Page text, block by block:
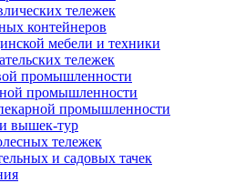
тележек
контейнеров
мебели и техники
тележек
промышленности
промышленности
промышленности
вышек-тур
тележек
и садовых тачек